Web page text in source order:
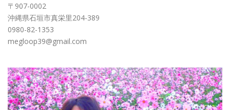
〒907-0002
沖縄県石垣市真栄里204-389
0980-82-1353
megloop39@gmail.com